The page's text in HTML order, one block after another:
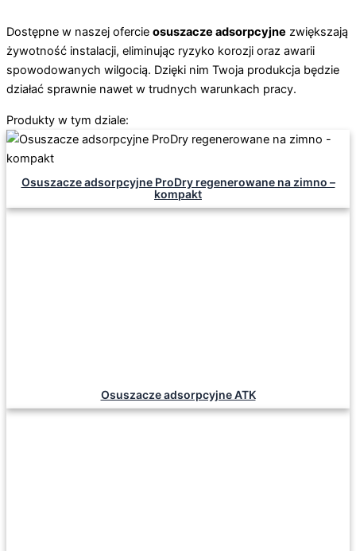
Dostępne w naszej ofercie osuszacze adsorpcyjne zwiększają
żywotność instalacji, eliminując ryzyko korozji oraz awarii
spowodowanych wilgocią. Dzięki nim Twoja produkcja będzie
działać sprawnie nawet w trudnych warunkach pracy.
Produkty w tym dziale:
Osuszacze adsorpcyjne ProDry regenerowane na zimno –
kompakt
Osuszacze adsorpcyjne ATK